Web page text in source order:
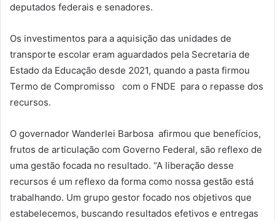
deputados federais e senadores.
Os investimentos para a aquisição das unidades de
transporte escolar eram aguardados pela Secretaria de
Estado da Educação desde 2021, quando a pasta firmou
Termo de Compromisso com o FNDE para o repasse dos
recursos.
O governador Wanderlei Barbosa afirmou que benefícios,
frutos de articulação com Governo Federal, são reflexo de
uma gestão focada no resultado. “A liberação desse
recursos é um reflexo da forma como nossa gestão está
trabalhando. Um grupo gestor focado nos objetivos que
estabelecemos, buscando resultados efetivos e entregas